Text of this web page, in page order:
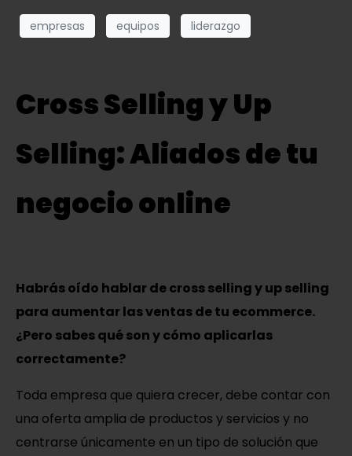
empresas equipos liderazgo
Cross Selling y Up
Selling: Aliados de tu
negocio online
Habrás oído hablar de cross selling y up selling
para aumentar las ventas de tu ecommerce.
¿Pero sabes qué son y cómo aplicarlas
correctamente?
Toda empresa que quiera crecer, debe contar con
una oferta amplia de productos y servicios y no
centrarse únicamente en un tipo de solución que